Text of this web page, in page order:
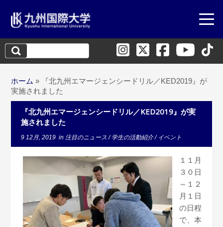
検
索:
ホーム »
『北九州エマージェンシードリル／KED2019』が
実施されました
『北九州エマージェンシードリル／KED2019』が実
施されました
9 12月, 2019 in 注目のニュース/学生の活動紹介/ イベント
１１月
３０日
～ １２
月 １日
の日程
で、本